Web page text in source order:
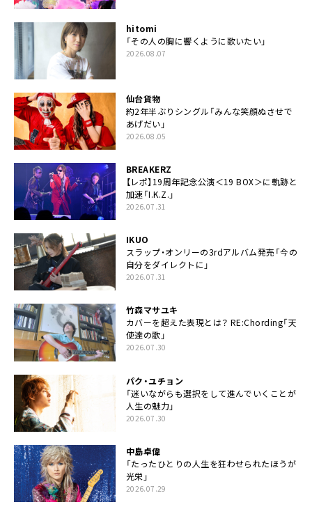
hitomi
「その人の胸に響くように歌いたい」
2026.08.07
仙台貨物
約2年半ぶりシングル「みんな笑顔ぬさせで
あげだい」
2026.08.05
BREAKERZ
【レポ】19周年記念公演＜19 BOX＞に軌跡と
加速「I.K.Z.」
2026.07.31
IKUO
スラップ・オンリーの3rdアルバム発売「今の
自分をダイレクトに」
2026.07.31
竹森マサユキ
カバーを超えた表現とは？ RE:Chording「天
使達の歌」
2026.07.30
パク・ユチョン
「迷いながらも選択をして進んでいくことが
人生の魅力」
2026.07.30
中島卓偉
「たったひとりの人生を狂わせられたほうが
光栄」
2026.07.29